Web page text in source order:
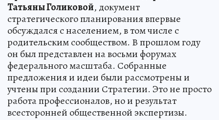
Татьяны Голиковой, документ
стратегического планирования впервые
обсуждался с населением, в том числе с
родительским сообществом. В прошлом году
он был представлен на восьми форумах
федерального масштаба. Собранные
предложения и идеи были рассмотрены и
учтены при создании Стратегии. Это не просто
работа профессионалов, но и результат
всесторонней общественной экспертизы.